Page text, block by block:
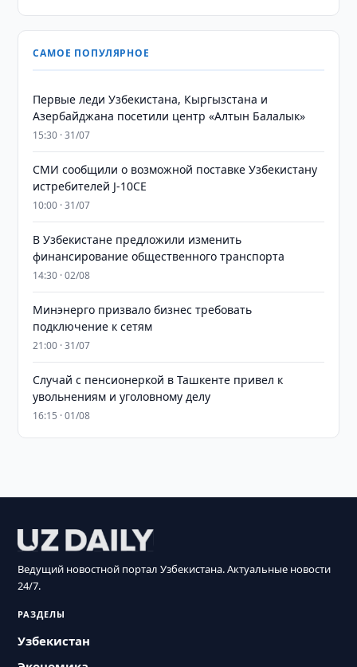
САМОЕ ПОПУЛЯРНОЕ
Первые леди Узбекистана, Кыргызстана и
Азербайджана посетили центр «Алтын Балалык»
15:30 · 31/07
СМИ сообщили о возможной поставке Узбекистану
истребителей J-10CE
10:00 · 31/07
В Узбекистане предложили изменить
финансирование общественного транспорта
14:30 · 02/08
Минэнерго призвало бизнес требовать
подключение к сетям
21:00 · 31/07
Случай с пенсионеркой в Ташкенте привел к
увольнениям и уголовному делу
16:15 · 01/08
Ведущий новостной портал Узбекистана. Актуальные новости
24/7.
РАЗДЕЛЫ
Узбекистан